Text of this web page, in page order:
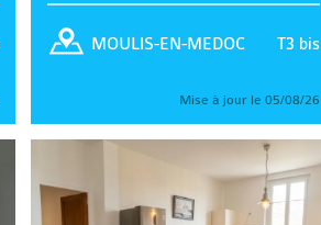
T3 bis
MOULIS-EN-MEDOC
Mise à jour le 05/08/26